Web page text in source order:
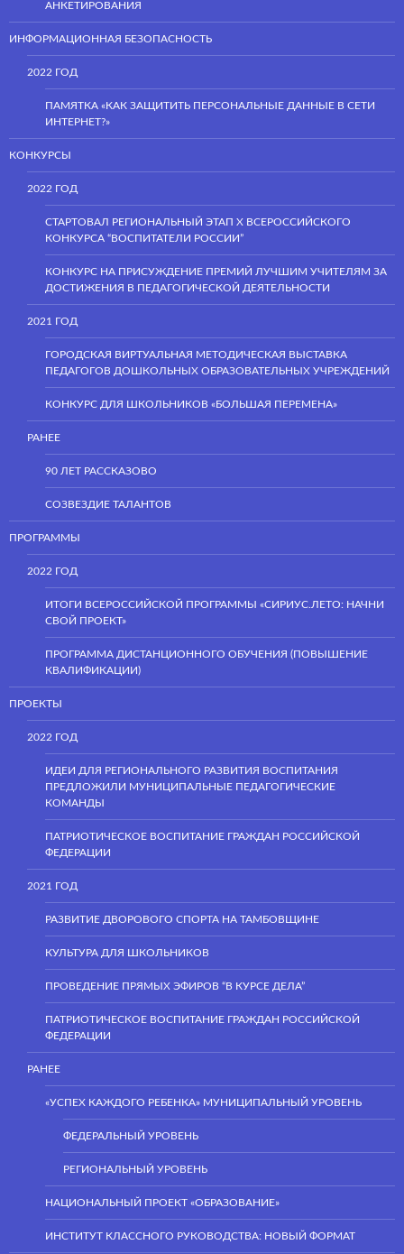
АНКЕТИРОВАНИЯ
ИНФОРМАЦИОННАЯ БЕЗОПАСНОСТЬ
2022 ГОД
ПАМЯТКА «КАК ЗАЩИТИТЬ ПЕРСОНАЛЬНЫЕ ДАННЫЕ В СЕТИ
ИНТЕРНЕТ?»
КОНКУРСЫ
2022 ГОД
СТАРТОВАЛ РЕГИОНАЛЬНЫЙ ЭТАП Х ВСЕРОССИЙСКОГО
КОНКУРСА “ВОСПИТАТЕЛИ РОССИИ”
КОНКУРС НА ПРИСУЖДЕНИЕ ПРЕМИЙ ЛУЧШИМ УЧИТЕЛЯМ ЗА
ДОСТИЖЕНИЯ В ПЕДАГОГИЧЕСКОЙ ДЕЯТЕЛЬНОСТИ
2021 ГОД
ГОРОДСКАЯ ВИРТУАЛЬНАЯ МЕТОДИЧЕСКАЯ ВЫСТАВКА
ПЕДАГОГОВ ДОШКОЛЬНЫХ ОБРАЗОВАТЕЛЬНЫХ УЧРЕЖДЕНИЙ
КОНКУРС ДЛЯ ШКОЛЬНИКОВ «БОЛЬШАЯ ПЕРЕМЕНА»
РАНЕЕ
90 ЛЕТ РАССКАЗОВО
СОЗВЕЗДИЕ ТАЛАНТОВ
ПРОГРАММЫ
2022 ГОД
ИТОГИ ВСЕРОССИЙСКОЙ ПРОГРАММЫ «СИРИУС.ЛЕТО: НАЧНИ
СВОЙ ПРОЕКТ»
ПРОГРАММА ДИСТАНЦИОННОГО ОБУЧЕНИЯ (ПОВЫШЕНИЕ
КВАЛИФИКАЦИИ)
ПРОЕКТЫ
2022 ГОД
ИДЕИ ДЛЯ РЕГИОНАЛЬНОГО РАЗВИТИЯ ВОСПИТАНИЯ
ПРЕДЛОЖИЛИ МУНИЦИПАЛЬНЫЕ ПЕДАГОГИЧЕСКИЕ
КОМАНДЫ
ПАТРИОТИЧЕСКОЕ ВОСПИТАНИЕ ГРАЖДАН РОССИЙСКОЙ
ФЕДЕРАЦИИ
2021 ГОД
РАЗВИТИЕ ДВОРОВОГО СПОРТА НА ТАМБОВЩИНЕ
КУЛЬТУРА ДЛЯ ШКОЛЬНИКОВ
ПРОВЕДЕНИЕ ПРЯМЫХ ЭФИРОВ “В КУРСЕ ДЕЛА”
ПАТРИОТИЧЕСКОЕ ВОСПИТАНИЕ ГРАЖДАН РОССИЙСКОЙ
ФЕДЕРАЦИИ
РАНЕЕ
«УСПЕХ КАЖДОГО РЕБЕНКА» МУНИЦИПАЛЬНЫЙ УРОВЕНЬ
ФЕДЕРАЛЬНЫЙ УРОВЕНЬ
РЕГИОНАЛЬНЫЙ УРОВЕНЬ
НАЦИОНАЛЬНЫЙ ПРОЕКТ «ОБРАЗОВАНИЕ»
ИНСТИТУТ КЛАССНОГО РУКОВОДСТВА: НОВЫЙ ФОРМАТ